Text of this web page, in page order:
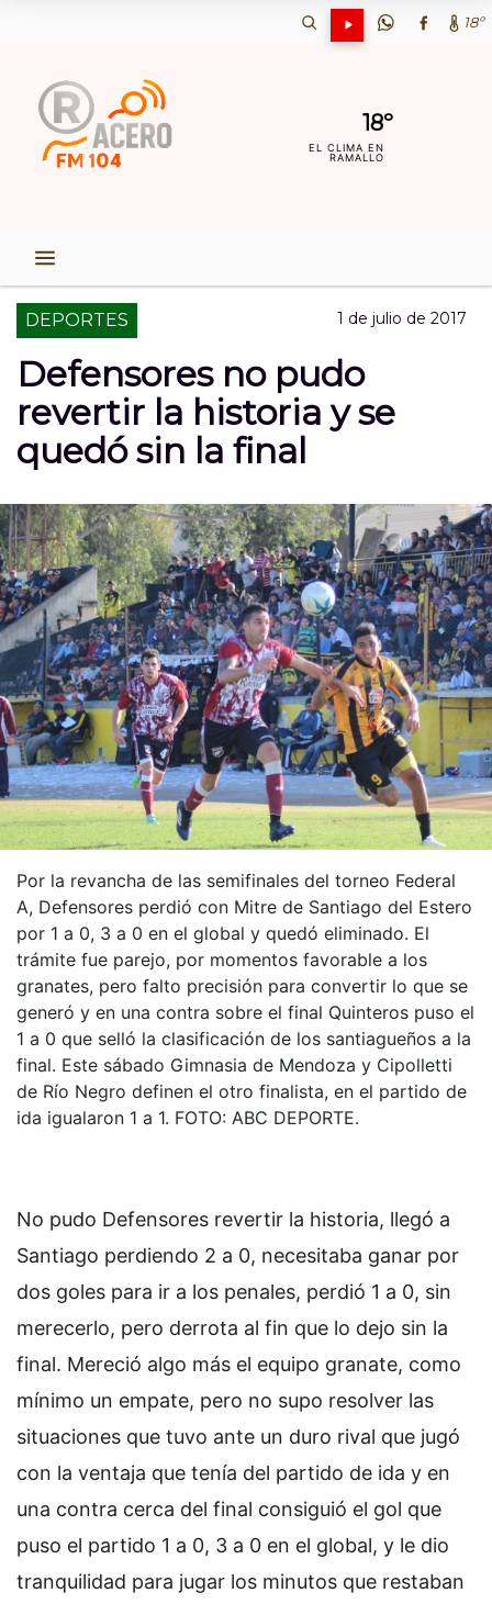
18º
18º
EL CLIMA EN
RAMALLO
DEPORTES 1 de julio de 2017
Defensores no pudo
revertir la historia y se
quedó sin la final
Por la revancha de las semifinales del torneo Federal
A, Defensores perdió con Mitre de Santiago del Estero
por 1 a 0, 3 a 0 en el global y quedó eliminado. El
trámite fue parejo, por momentos favorable a los
granates, pero falto precisión para convertir lo que se
generó y en una contra sobre el final Quinteros puso el
1 a 0 que selló la clasificación de los santiagueños a la
final. Este sábado Gimnasia de Mendoza y Cipolletti
de Río Negro definen el otro finalista, en el partido de
ida igualaron 1 a 1. FOTO: ABC DEPORTE.
No pudo Defensores revertir la historia, llegó a
Santiago perdiendo 2 a 0, necesitaba ganar por
dos goles para ir a los penales, perdió 1 a 0, sin
merecerlo, pero derrota al fin que lo dejo sin la
final. Mereció algo más el equipo granate, como
mínimo un empate, pero no supo resolver las
situaciones que tuvo ante un duro rival que jugó
con la ventaja que tenía del partido de ida y en
una contra cerca del final consiguió el gol que
puso el partido 1 a 0, 3 a 0 en el global, y le dio
tranquilidad para jugar los minutos que restaban